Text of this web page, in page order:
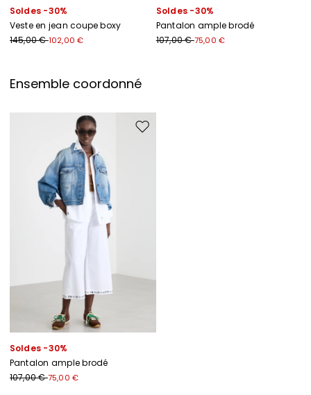
Soldes -30%
Veste en jean coupe boxy
145,00 €102,00 €
Soldes -30%
Pantalon ample brodé
107,00 €75,00 €
Ensemble coordonné
Ajouter vers la liste de souhaits
Soldes -30%
Pantalon ample brodé
107,00 €75,00 €